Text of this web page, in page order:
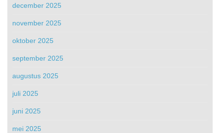
december 2025
november 2025
oktober 2025
september 2025
augustus 2025
juli 2025
juni 2025
mei 2025